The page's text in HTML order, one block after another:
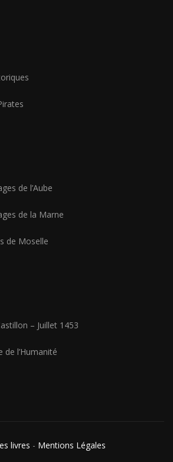
de l’Aube
de la Marne
de Moselle
– Juillet 1453
de l’Humanité
livres - Mentions Légales